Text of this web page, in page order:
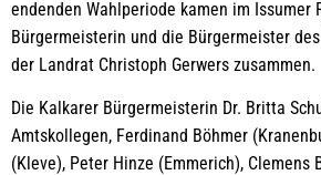
endenden Wahlperiode kamen im Issumer
Bürgermeisterin und die Bürgermeister
der Landrat Christoph Gerwers zusammen.
Die Kalkarer Bürgermeisterin Dr. Britta
Amtskollegen, Ferdinand Böhmer
(Kleve), Peter Hinze (Emmerich), Clemens